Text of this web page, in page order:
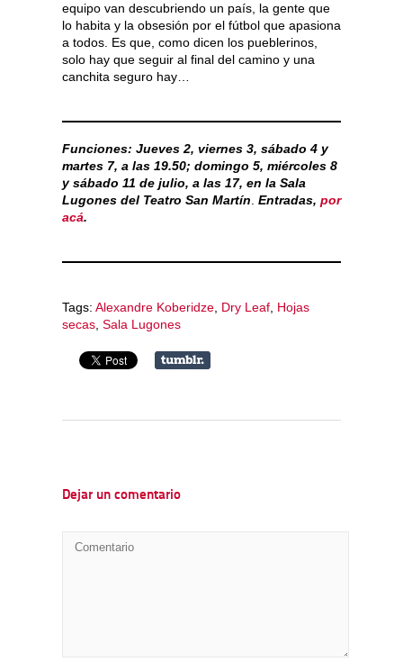
equipo van descubriendo un país, la gente que
lo habita y la obsesión por el fútbol que apasiona
a todos. Es que, como dicen los pueblerinos,
solo hay que seguir al final del camino y una
canchita seguro hay…
Funciones: Jueves 2, viernes 3, sábado 4 y
martes 7, a las 19.50; domingo 5, miércoles 8
y sábado 11 de julio, a las 17, en la Sala
Lugones del Teatro San Martín. Entradas, por
acá.
Tags: Alexandre Koberidze, Dry Leaf, Hojas
secas, Sala Lugones
Dejar un comentario